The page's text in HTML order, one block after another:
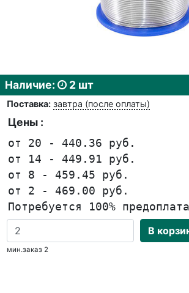
Наличие: 2 шт
Поставка: завтра (после оплаты)
Цены :
от 20 - 440.36 руб.
от 14 - 449.91 руб.
от 8 - 459.45 руб.
от 2 - 469.00 руб.
Потребуется 100% предоплата
В
мин.заказ 2